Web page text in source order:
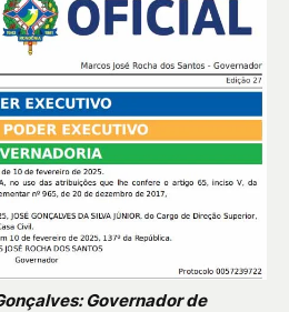
Governador de